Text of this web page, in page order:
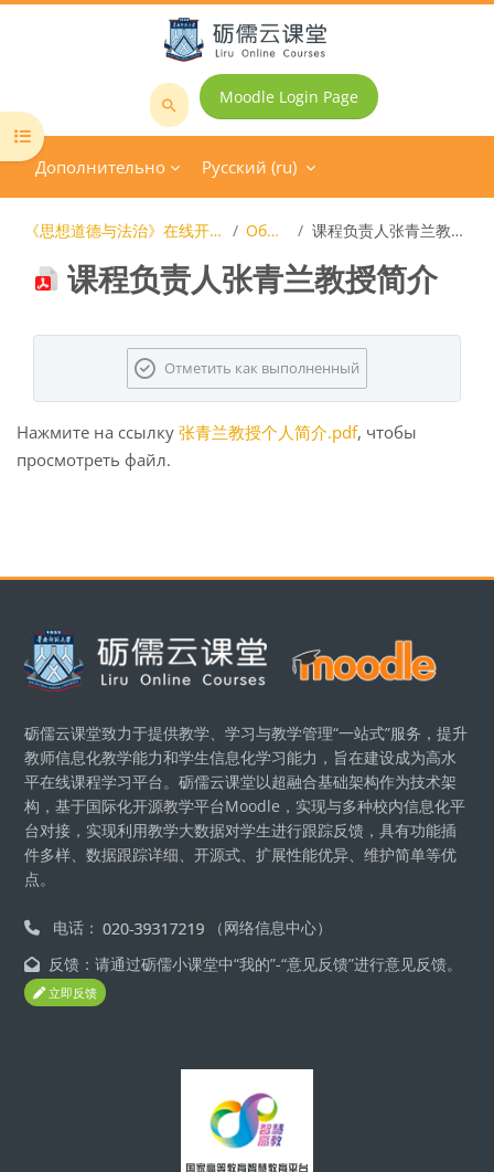
Перейти к основному содержанию
Поиск
Moodle Login Page
Дополнительно Русский ‎(ru)‎
Открыть оглавление курса
《思想道德与法治》在线开放课程 Общее 课程负责人张青兰教授简介
课程负责人张青兰教授简介
Требуемые условия завершения
Отметить как выполненный
Нажмите на ссылку 张青兰教授个人简介.pdf, чтобы
просмотреть файл.
Блоки
砺儒云课堂致力于提供教学、学习与教学管理“一站式”服务，提升
教师信息化教学能力和学生信息化学习能力，旨在建设成为高水
平在线课程学习平台。砺儒云课堂以超融合基础架构作为技术架
构，基于国际化开源教学平台Moodle，实现与多种校内信息化平
台对接，实现利用教学大数据对学生进行跟踪反馈，具有功能插
件多样、数据跟踪详细、开源式、扩展性能优异、维护简单等优
点。
电话：
（网络信息中心）
反馈：请通过砺儒小课堂中“我的”-“意见反馈”进行意见反馈。
立即反馈